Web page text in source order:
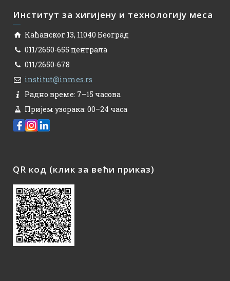
Институт за хигијену и технологију меса
Каћанског 13, 11040 Београд
011/2650-655 централа
011/2650-678
institut@inmes.rs
Радно време: 7–15 часова
Пријем узорака: 00–24 часа
QR код (клик за већи приказ)